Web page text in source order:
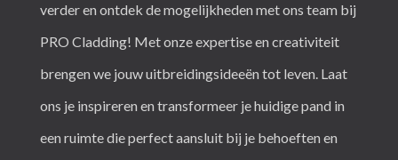
verder en ontdek de mogelijkheden met ons team bij
PRO Cladding! Met onze expertise en creativiteit
brengen we jouw uitbreidingsideeën tot leven. Laat
ons je inspireren en transformeer je huidige pand in
een ruimte die perfect aansluit bij je behoeften en